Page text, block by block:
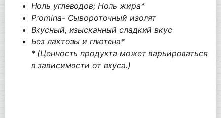
Ноль углеводов; Ноль жира*
Promina- Сывороточный изолят
Вкусный, изысканный сладкий вкус
Без лактозы и глютена*
* (Ценность продукта может варьироваться
в зависимости от вкуса.)